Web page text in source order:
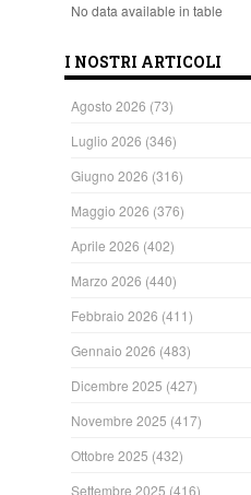
No data available in table
I NOSTRI ARTICOLI
Agosto 2026 (73)
Luglio 2026 (346)
Giugno 2026 (316)
Maggio 2026 (376)
Aprile 2026 (402)
Marzo 2026 (440)
Febbraio 2026 (411)
Gennaio 2026 (483)
Dicembre 2025 (427)
Novembre 2025 (417)
Ottobre 2025 (432)
Settembre 2025 (416)